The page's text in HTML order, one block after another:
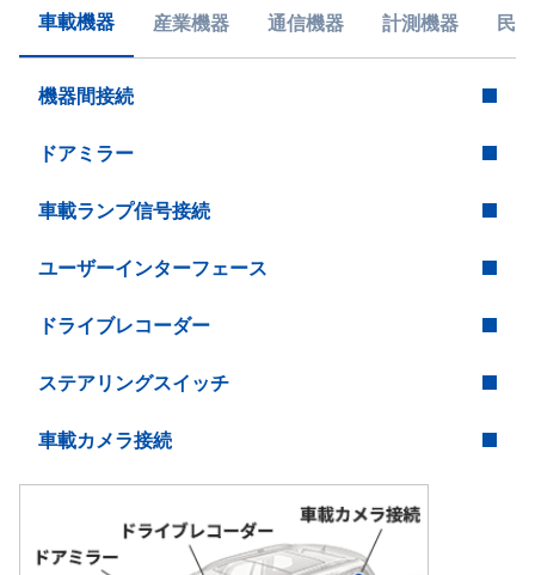
車載機器 産業機器 通信機器 計測機器 民
機器間接続
ドアミラー
車載ランプ信号接続
ユーザーインターフェース
ドライブレコーダー
ステアリングスイッチ
車載カメラ接続